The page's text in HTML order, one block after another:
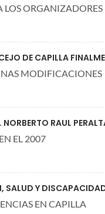
LOS ORGANIZADORES
DE CAPILLA
MODIFICACIONES
RAUL
EL 2007
SALUD Y
EN CAPILLA